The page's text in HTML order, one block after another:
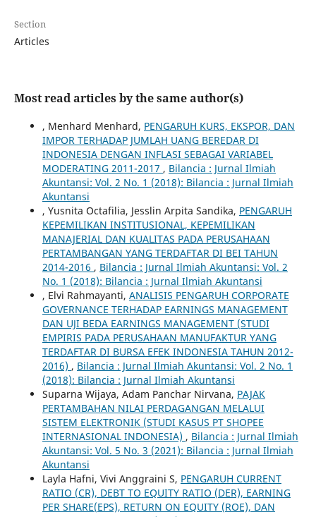
Section
Articles
Most read articles by the same author(s)
, Menhard Menhard, PENGARUH KURS, EKSPOR, DAN
IMPOR TERHADAP JUMLAH UANG BEREDAR DI
INDONESIA DENGAN INFLASI SEBAGAI VARIABEL
MODERATING 2011-2017 , Bilancia : Jurnal Ilmiah
Akuntansi: Vol. 2 No. 1 (2018): Bilancia : Jurnal Ilmiah
Akuntansi
, Yusnita Octafilia, Jesslin Arpita Sandika, PENGARUH
KEPEMILIKAN INSTITUSIONAL, KEPEMILIKAN
MANAJERIAL DAN KUALITAS PADA PERUSAHAAN
PERTAMBANGAN YANG TERDAFTAR DI BEI TAHUN
2014-2016 , Bilancia : Jurnal Ilmiah Akuntansi: Vol. 2
No. 1 (2018): Bilancia : Jurnal Ilmiah Akuntansi
, Elvi Rahmayanti, ANALISIS PENGARUH CORPORATE
GOVERNANCE TERHADAP EARNINGS MANAGEMENT
DAN UJI BEDA EARNINGS MANAGEMENT (STUDI
EMPIRIS PADA PERUSAHAAN MANUFAKTUR YANG
TERDAFTAR DI BURSA EFEK INDONESIA TAHUN 2012-
2016) , Bilancia : Jurnal Ilmiah Akuntansi: Vol. 2 No. 1
(2018): Bilancia : Jurnal Ilmiah Akuntansi
Suparna Wijaya, Adam Panchar Nirvana, PAJAK
PERTAMBAHAN NILAI PERDAGANGAN MELALUI
SISTEM ELEKTRONIK (STUDI KASUS PT SHOPEE
INTERNASIONAL INDONESIA) , Bilancia : Jurnal Ilmiah
Akuntansi: Vol. 5 No. 3 (2021): Bilancia : Jurnal Ilmiah
Akuntansi
Layla Hafni, Vivi Anggraini S, PENGARUH CURRENT
RATIO (CR), DEBT TO EQUITY RATIO (DER), EARNING
PER SHARE(EPS), RETURN ON EQUITY (ROE), DAN